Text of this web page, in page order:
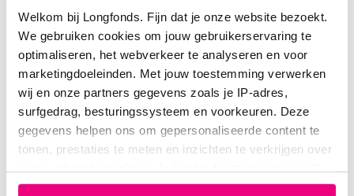
Welkom bij Longfonds. Fijn dat je onze website bezoekt.
We gebruiken cookies om jouw gebruikerservaring te
optimaliseren, het webverkeer te analyseren en voor
marketingdoeleinden. Met jouw toestemming verwerken
wij en onze partners gegevens zoals je IP-adres,
surfgedrag, besturingssysteem en voorkeuren. Deze
gegevens helpen ons om gepersonaliseerde content te
tonen, prestaties te meten en inzichten te verkrijgen over
moment wijzigen of intrekken via het cookie-icoontje
een longontsteking zijn de luchtwegen vaak nog
weken overgevoelig en kan het dus nog lang duren
voor je echt weer de oude bent. Het is in principe
geen goed teken dat je vaak 's nachts wakker bent.
Dit suggereert dat de luchtwegen nog te onrustig
zijn. Misschien echter zijn je neus en bijholten ook
nog ontstoken en moet daar nog iets aan
gebeuren? Of zijn er veel dingen waar je allergisch
voor bent in de slaapkamer?